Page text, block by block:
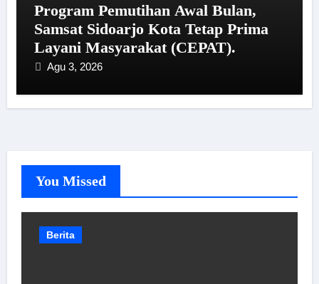
Program Pemutihan Awal Bulan,
Samsat Sidoarjo Kota Tetap Prima
Layani Masyarakat (CEPAT).
Agu 3, 2026
You Missed
Berita